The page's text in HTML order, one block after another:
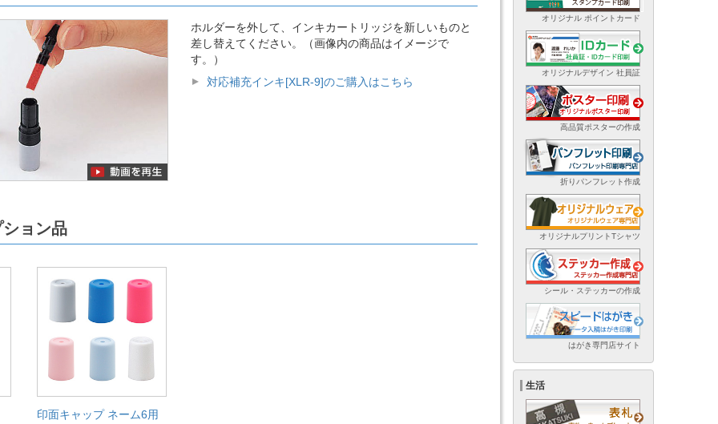
ホルダーを外して、インキカートリッジを新しいものと
差し替えてください。（画像内の商品はイメージで
す。）
対応補充インキ[XLR-9]のご購入はこちら
ョン品
印面キャップ ネーム6用
オリジナル ポイントカード
オリジナルデザイン 社員証
高品質ポスターの作成
折りパンフレット作成
オリジナルプリントTシャツ
シール・ステッカーの作成
はがき専門店サイト
生活